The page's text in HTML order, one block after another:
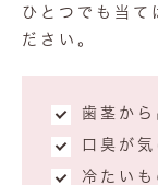
ひとつでも当て
ださい。
歯茎か
口臭が
冷たい